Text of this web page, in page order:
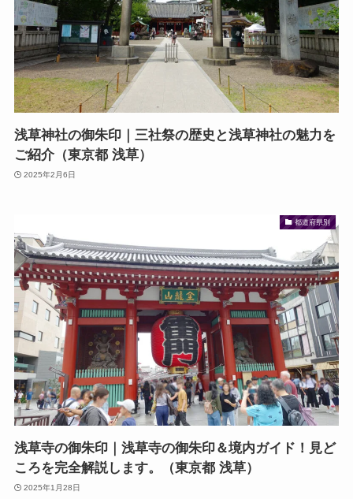
浅草神社の御朱印｜三社祭の歴史と浅草神社の魅力を
ご紹介（東京都 浅草）
2025年2月6日
都道府県別
浅草寺の御朱印｜浅草寺の御朱印＆境内ガイド！見ど
ころを完全解説します。（東京都 浅草）
2025年1月28日